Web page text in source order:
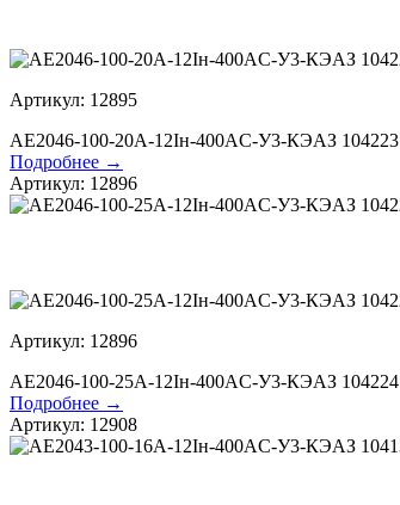
Артикул: 12895
АЕ2046-100-20А-12Iн-400AC-У3-КЭАЗ 104223
Подробнее →
Артикул: 12896
Артикул: 12896
АЕ2046-100-25А-12Iн-400AC-У3-КЭАЗ 104224
Подробнее →
Артикул: 12908